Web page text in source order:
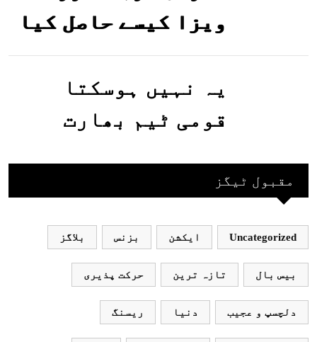
ویزا کیسے حاصل کیا
جاسکتا ہے؟جانیے
یہ نہیں ہوسکتا
قومی ٹیم بھارت
بھارتی ٹیم پاکستانمقبول ٹیگز
Uncategorized ایکشن بزنس بلاگز
بیس بال تازہ ترین حرکت پذیری
دلچسپ و عجیب دنیا ریسنگ